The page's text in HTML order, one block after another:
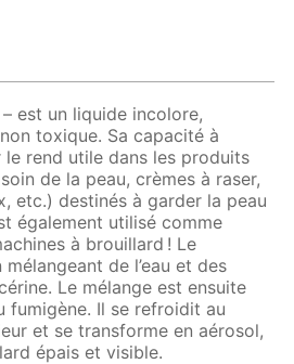
est un liquide incolore,
toxique. Sa capacité à
le rend utile dans les produits
de la peau, crèmes à raser,
etc.) destinés à garder la peau
également utilisé comme
à brouillard ! Le
de l’eau et des
Le mélange est ensuite
fumigène. Il se refroidit au
et se transforme en aérosol,
épais et visible.